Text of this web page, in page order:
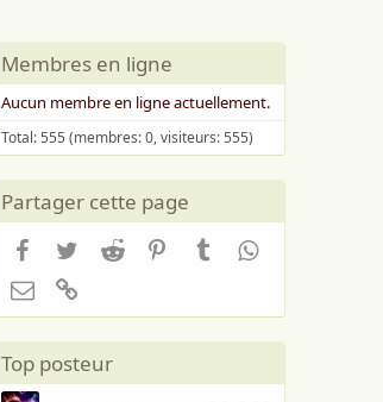
Membres en ligne
Aucun membre en ligne actuellement.
Total: 555 (membres: 0, visiteurs: 555)
Partager cette page
Facebook
TwitterReddit PinterestTumblrWhatsApp
Email
Top posteur